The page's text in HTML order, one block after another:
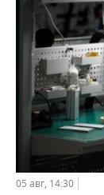
05 авг, 14:30